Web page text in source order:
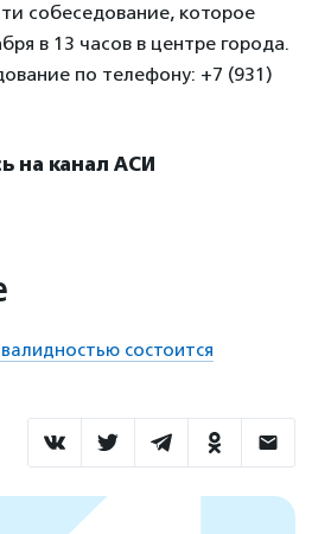
собеседование, которое
в 13 часов в центре города.
по телефону: +7 (931)
на канал АСИ
состоится